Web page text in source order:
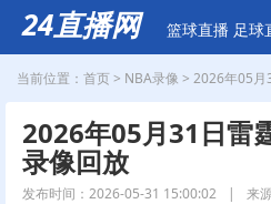
24直播网 篮球直播 足球
当前位置： 首页> NBA录像 > 2026年05月
2026年05月31日雷
录像回放
发布时间：2026-05-31 15:00:02 | 来